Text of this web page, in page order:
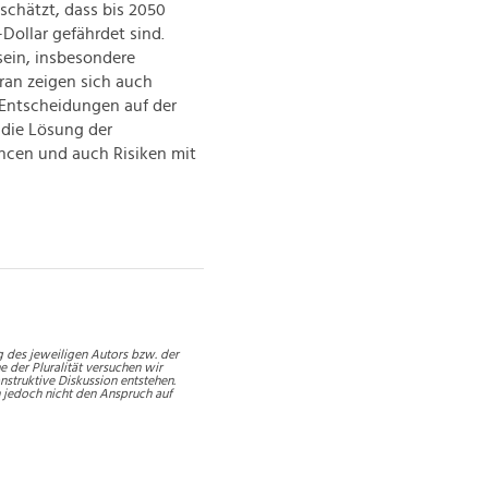
dass bis 2050
gefährdet sind.
insbesondere
zeigen sich auch
auf der
Lösung der
und auch Risiken mit
des jeweiligen Autors bzw. der
der Pluralität versuchen wir
Diskussion entstehen.
nicht den Anspruch auf